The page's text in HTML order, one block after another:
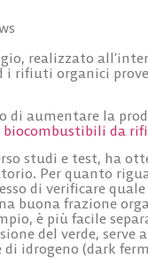
realizzato
i rifiuti organici
di aumentare la
biocombustibili da
studi e test, ha
Per quanto
di verificare
buona frazione
è più facile
del verde, serve
di idrogeno (dark